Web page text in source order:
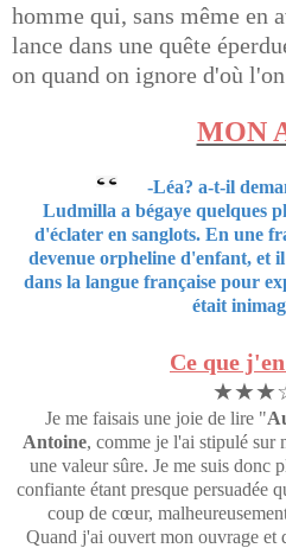
homme qui, sans même en
lance dans une quête
on quand on ignore d'où
MON
-Léa? a-t-il
Ludmilla a bégaye quelques
d'éclater en sanglots. En une
devenue orpheline d'enfant, et
dans la langue française pour
était
Ce que
Je me faisais une joie de lire "
Antoine, comme je l'ai stipulé sur
une valeur sûre. Je me suis donc
confiante étant presque persuadée
coup de cœur,
Quand j'ai ouvert mon ouvrage et